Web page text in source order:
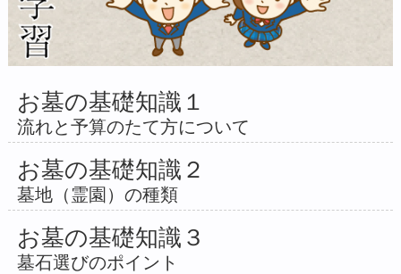
お墓の基礎知識１
流れと予算のたて方について
お墓の基礎知識２
墓地（霊園）の種類
お墓の基礎知識３
墓石選びのポイント